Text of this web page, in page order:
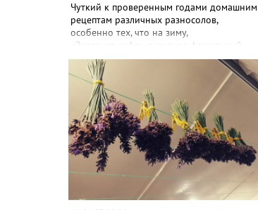
Чуткий к проверенным годами домашним
рецептам различных разносолов,
особенно тех, что на зиму,
«Златоуст.инфо» разузнал фамильный
способ закатки необычных зеленёньких –
они острые на вкус и особо хрустящие.
Жительница Златоуста, металлург Ольга
Назонова с удовольствием раскрыла
рецепт. «Для нашей большой семьи
каждый год закатываю по 20-30 банок
таких огурчиков «с огоньком», но они всё
равно улетают со стола первыми, а гости
неизменно просят рецепт, - отметила
Ольга. – Несмотря на это неласковое
лето, парники уже полны огурцов.
Запаситесь любым недорогим острым